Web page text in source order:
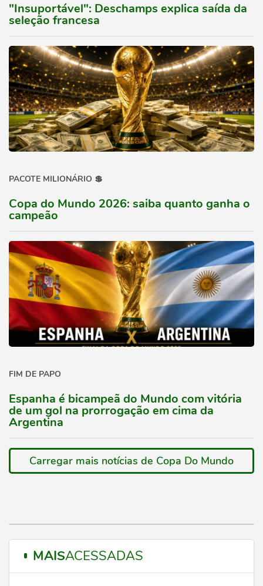
"Insuportável": Deschamps explica saída da
seleção francesa
PACOTE MILIONÁRIO 💲
Copa do Mundo 2026: saiba quanto ganha o
campeão
FIM DE PAPO
Espanha é bicampeã do Mundo com vitória
de um gol na prorrogação em cima da
Argentina
Carregar mais notícias de Copa Do Mundo
MAISACESSADAS